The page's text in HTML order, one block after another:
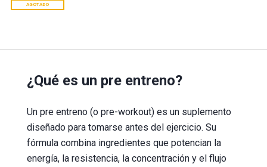
AGOTADO
¿Qué es un pre entreno?
Un pre entreno (o pre-workout) es un suplemento
diseñado para tomarse antes del ejercicio. Su
fórmula combina ingredientes que potencian la
energía, la resistencia, la concentración y el flujo